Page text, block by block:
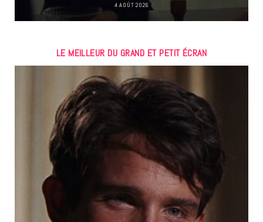
4 AOÛT 2026
LE MEILLEUR DU GRAND ET PETIT ÉCRAN